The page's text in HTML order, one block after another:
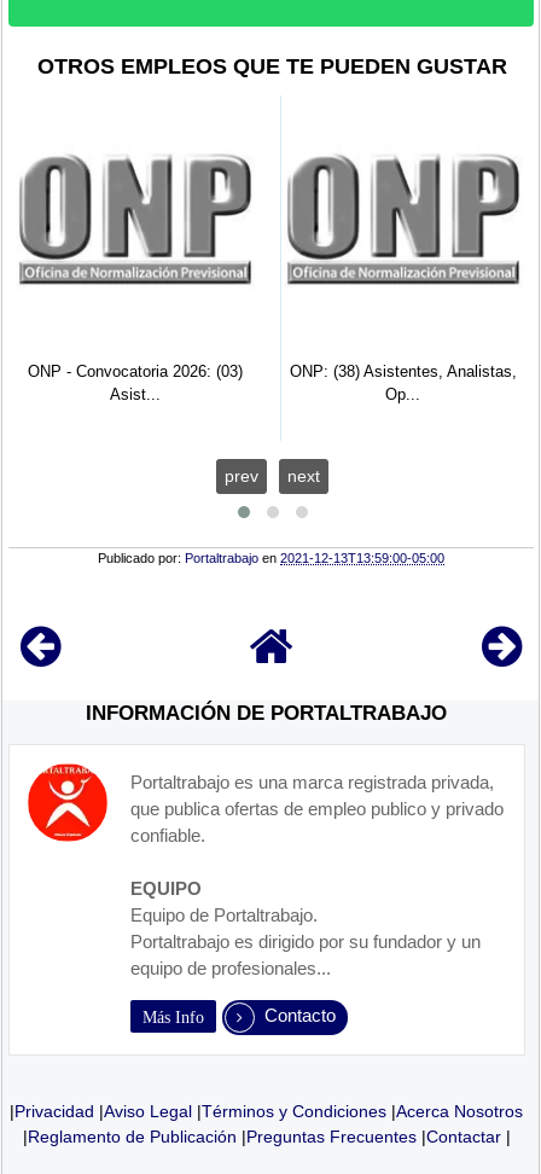
OTROS EMPLEOS QUE TE PUEDEN GUSTAR
- Convocatoria 2026: (03)
Asist...
ONP: (38) Asistentes, Analistas,
prev next
Publicado por: Portaltrabajo en2021-12-13T13:59:00-05:00
INFORMACIÓN DE PORTALTRABAJO
Portaltrabajo es una marca registrada privada,
que publica ofertas de empleo publico y privado
confiable.
EQUIPO
Equipo de Portaltrabajo.
Portaltrabajo es dirigido por su fundador y un
equipo de profesionales...
Más Info Contacto
|Privacidad |Aviso Legal |Términos y Condiciones |Acerca Nosotros
|Reglamento de Publicación |Preguntas Frecuentes|Contactar|